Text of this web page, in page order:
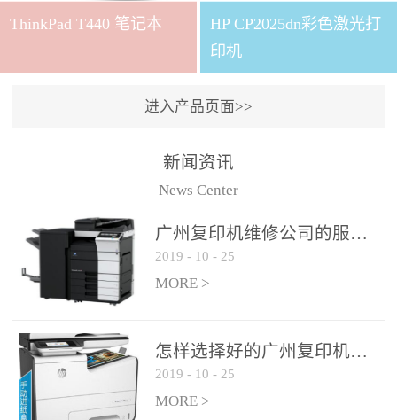
ThinkPad T440 笔记本
HP CP2025dn彩色激光打
印机
进入产品页面>>
新闻资讯
News Center
广州复印机维修公司的服务如何?
2019 - 10 - 25
MORE >
怎样选择好的广州复印机维修公司?
2019 - 10 - 25
MORE >